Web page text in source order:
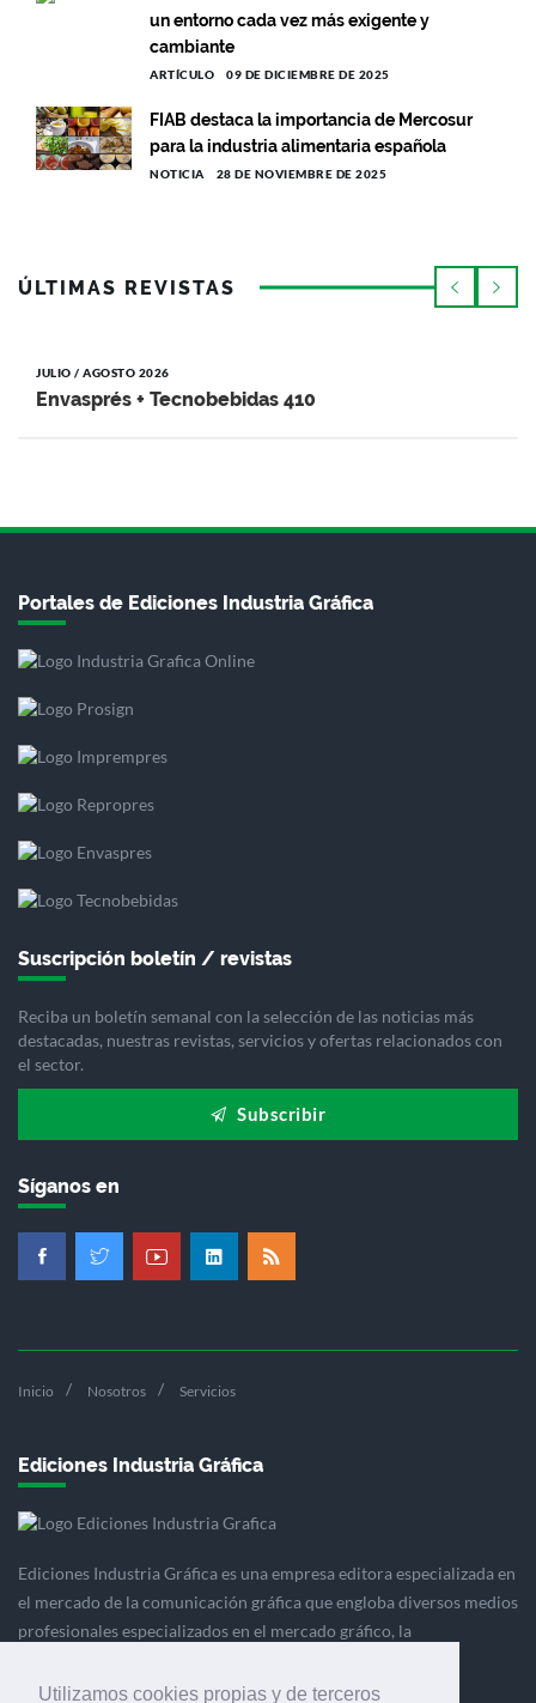
Utilizamos cookies propias y de terceros
un entorno cada vez más exigente y
cambiante
ARTÍCULO 09 DE DICIEMBRE DE 2025
FIAB destaca la importancia de Mercosur
para la industria alimentaria española
NOTICIA 28 DE NOVIEMBRE DE 2025
ÚLTIMAS REVISTAS
JULIO / AGOSTO 2026
Envasprés + Tecnobebidas 410
Portales de Ediciones Industria Gráfica
Suscripción boletín / revistas
Reciba un boletín semanal con la selección de las noticias más
destacadas, nuestras revistas, servicios y ofertas relacionados con
el sector.
Subscribir
Síganos en
Inicio Nosotros Servicios
Ediciones Industria Gráfica
Ediciones Industria Gráfica es una empresa editora especializada en
el mercado de la comunicación gráfica que engloba diversos medios
profesionales especializados en el mercado gráfico, la